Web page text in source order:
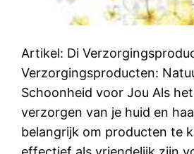
Artikel: Di
Verzorgingsproducten:
Schoonheid voor Jou Als
verzorgen van je huid en
belangrijk om producten te